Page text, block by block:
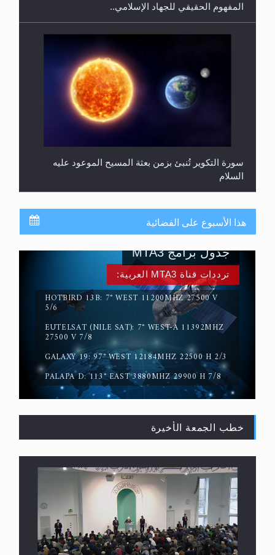
المفهوم الحقيقي للجهاد الإسلامي..
سورة التكوير تُنبئ بزمن بعثة المسيح الموعود عليه
السلام
حقيقة المسيح الدجال
القرآن قاضٍ وحكمٌ على السنة ومهيمنٌ عليها.. ليس
العكس
هذا الأسبوع على الفضائية
ترددات قناة MTA3 العربية:
HOTBIRD 13B: 7° WEST 11200MHZ 27500 V
5/6
EUTELSAT (NILE SAT): 7° WEST-A 11392MHZ
27500 V 7/8
GALAXY 19: 97° WEST 12184MHZ 22500 H 2/3
PALAPA D: 113° EAST 3880MHZ 29900 H 7/8
جدول برامج MTA3
خطب الجمعة الأخيرة